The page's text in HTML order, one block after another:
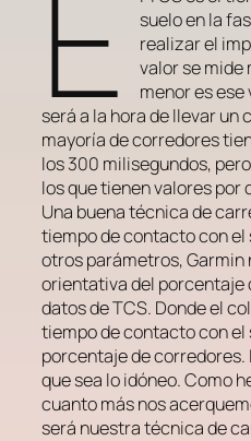
suelo en la
realizar el
valor se mide
menor es
será a la hora de llevar un
mayoría de corredores
los 300 milisegundos,
los que tienen valores por
Una buena técnica de
tiempo de contacto con el
otros parámetros, Garmin
orientativa del porcentaje
datos de TCS. Donde el
tiempo de contacto con el
porcentaje de corredores.
que sea lo idóneo. Como
cuanto más nos
será nuestra técnica de